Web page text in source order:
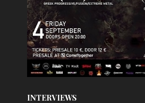
INTERVIEWS